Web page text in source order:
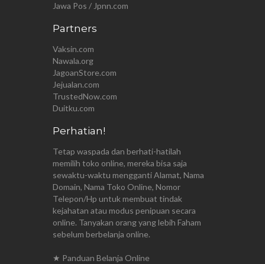
Jawa Pos / Jpnn.com
Partners
Vaksin.com
Nawala.org
JagoanStore.com
Jejualan.com
TrustedNow.com
Duitku.com
Perhatian!
Tetap waspada dan berhati-hatilah
memilih toko online, mereka bisa saja
sewaktu-waktu mengganti Alamat, Nama
Domain, Nama Toko Online, Nomor
Telepon/Hp untuk membuat tindak
kejahatan atau modus penipuan secara
online. Tanyakan orang yang lebih Faham
sebelum berbelanja online.
★ Panduan Belanja Online